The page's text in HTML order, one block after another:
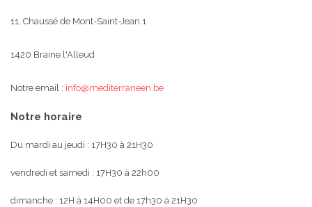
11, Chaussé de Mont-Saint-Jean 1
1420 Braine l'Alleud
Notre email : info@mediterraneen.be
Notre horaire
Du mardi au jeudi : 17H30 à 21H30
vendredi et samedi : 17H30 à 22h00
dimanche : 12H à 14H00 et de 17h30 à 21H30